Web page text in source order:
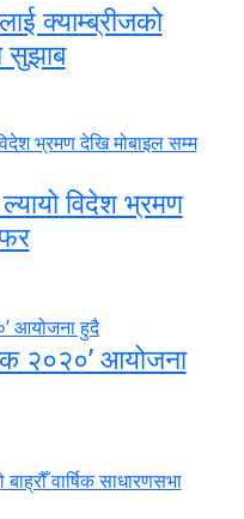
क्याम्ब्रीजको
सुझाब
विदेश भ्रमण
२०२०’ आयोजना